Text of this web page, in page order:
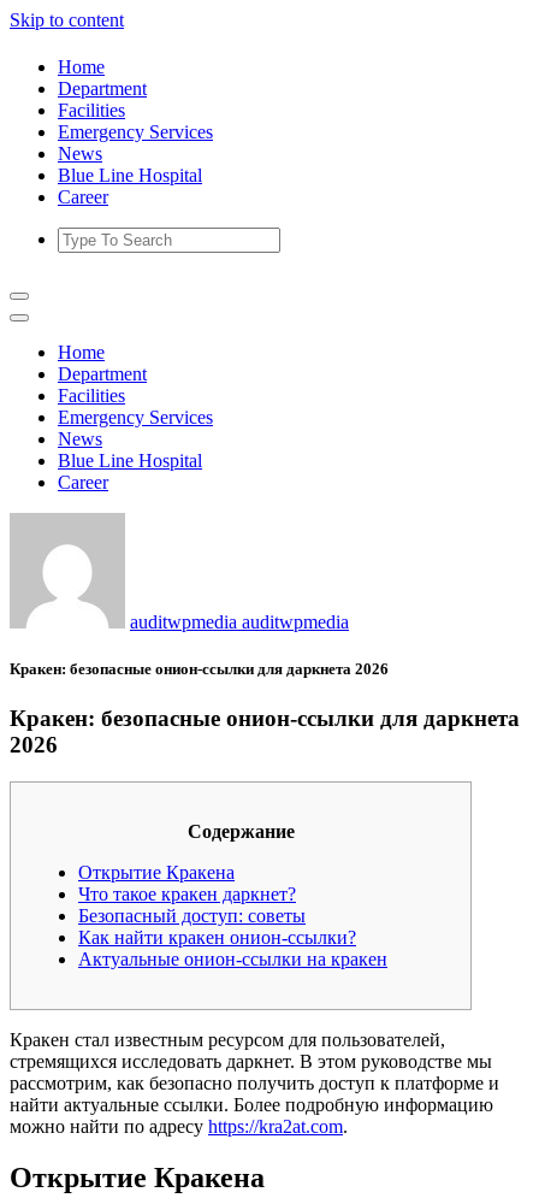
Skip to content
Home
Department
Facilities
Emergency Services
News
Blue Line Hospital
Career
Home
Department
Facilities
Emergency Services
News
Blue Line Hospital
Career
auditwpmedia auditwpmedia
Кракен: безопасные онион-ссылки для даркнета 2026
Кракен: безопасные онион-ссылки для даркнета
2026
Содержание
Открытие Кракена
Что такое кракен даркнет?
Безопасный доступ: советы
Как найти кракен онион-ссылки?
Актуальные онион-ссылки на кракен
Кракен стал известным ресурсом для пользователей,
стремящихся исследовать даркнет. В этом руководстве мы
рассмотрим, как безопасно получить доступ к платформе и
найти актуальные ссылки. Более подробную информацию
можно найти по адресу https://kra2at.com.
Открытие Кракена